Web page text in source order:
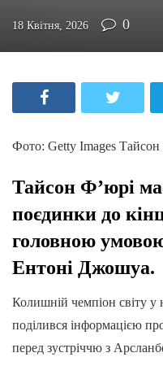
18 Квітня, 2026 0
Фото: Getty Images Тайсон
Тайсон Ф’юрі
поєдинки до
головною
Ентоні Джошуа.
Колишній чемпіон світу у
поділився інформацією
перед зустріччю з